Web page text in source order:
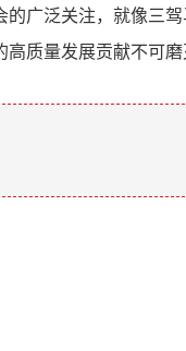
广泛关注，就像三
质量发展贡献不可